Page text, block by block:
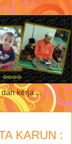
kerja....
KARUN :